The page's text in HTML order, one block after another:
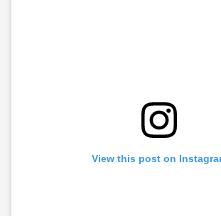
View this post on